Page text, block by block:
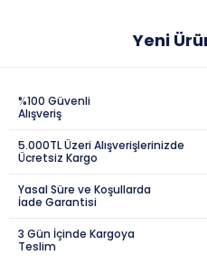
Yeni
%100 Güvenli
Alışveriş
5.000TL Üzeri Alışverişlerinizde
Ücretsiz Kargo
Yasal Süre ve Koşullarda
İade Garantisi
3 Gün İçinde Kargoya
Teslim